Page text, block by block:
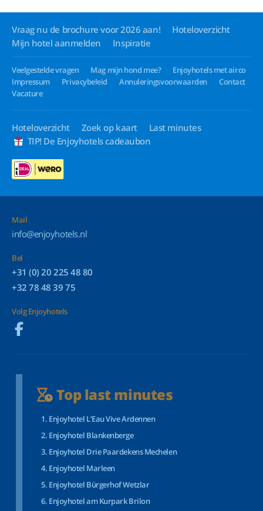
Vraag nu de brochure voor 2026 aan!
Hoteloverzicht
Mijn hotel aanmelden
Inspiratie
Veelgestelde vragen Mag mijn hond mee?
Enjoyhotels met airco
Impressum
Privacybeleid Annuleringsvoorwaarden
Contact
Vacature
Hoteloverzicht Zoek op kaart
Last minutes
TIP! De Enjoyhotels cadeaubon
Mail
info@enjoyhotels.nl
Bel
+31 (0) 20 225 48 80
+32 78 48 39 75
Volg Enjoyhotels
Top last minutes
Enjoyhotel L’Eau Vive Ardennen
Enjoyhotel Blankenberge
Enjoyhotel Drie Paardekens Mechelen
Enjoyhotel Marleen
Enjoyhotel Bürgerhof Wetzlar
Enjoyhotel am Kurpark Brilon